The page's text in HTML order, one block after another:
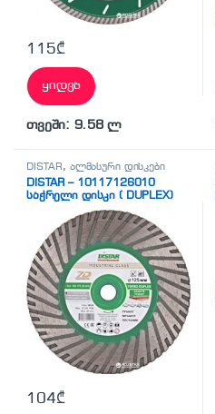
115₾
ყიდვა
თვეში: 9.58 ლ
DISTAR, ალმასური დისკები
DISTAR – 10117126010
საჭრელი დისკი ( DUPLEX)
104₾